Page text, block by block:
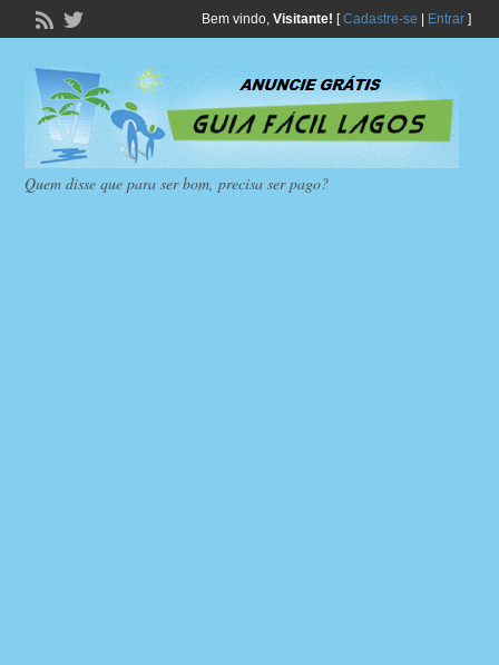
Bem vindo, Visitante! [Cadastre-se Entrar]
Quem disse que para ser bom, precisa ser pago?